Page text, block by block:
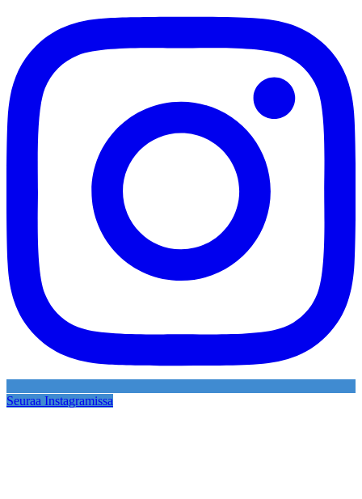
Seuraa Instagramissa